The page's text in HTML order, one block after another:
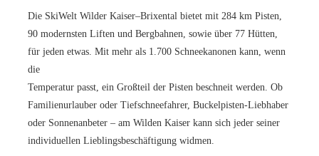
Die SkiWelt Wilder Kaiser–Brixental bietet mit 284 km Pisten,
90 modernsten Liften und Bergbahnen, sowie über 77 Hütten,
für jeden etwas. Mit mehr als 1.700 Schneekanonen kann, wenn
die
Temperatur passt, ein Großteil der Pisten beschneit werden. Ob
Familienurlauber oder Tiefschneefahrer, Buckelpisten-Liebhaber
oder Sonnenanbeter – am Wilden Kaiser kann sich jeder seiner
individuellen Lieblingsbeschäftigung widmen.